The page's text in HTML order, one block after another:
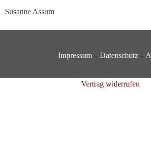
Susanne Assum
Impressum– Datenschutz–
Vertrag widerrufen